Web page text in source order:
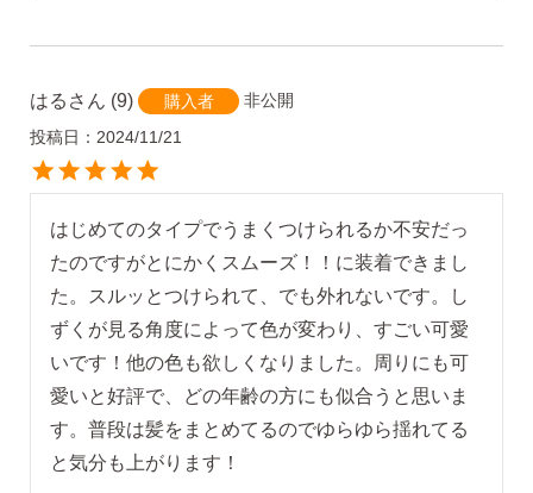
はる 9 購入者
非公開
投稿日
2024/11/21
はじめてのタイプでうまくつけられるか不安だっ
たのですがとにかくスムーズ！！に装着できまし
た。スルッとつけられて、でも外れないです。し
ずくが見る角度によって色が変わり、すごい可愛
いです！他の色も欲しくなりました。周りにも可
愛いと好評で、どの年齢の方にも似合うと思いま
す。普段は髪をまとめてるのでゆらゆら揺れてる
と気分も上がります！